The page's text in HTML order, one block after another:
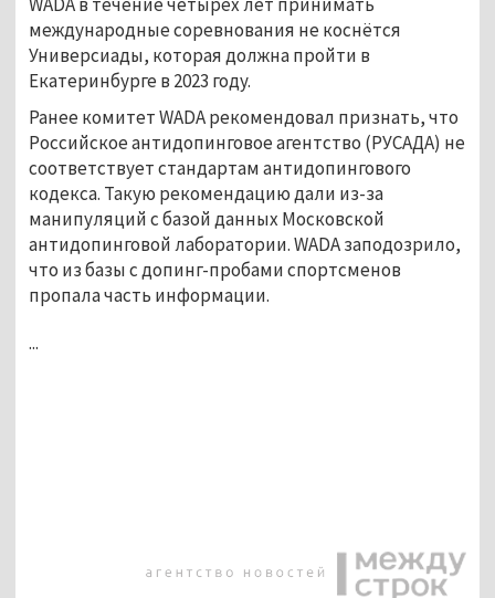
международные соревнования не коснётся
Универсиады, которая должна пройти в
Екатеринбурге в 2023 году.
Ранее комитет WADA рекомендовал признать, что
Российское антидопинговое агентство (РУСАДА) не
соответствует стандартам антидопингового
кодекса. Такую рекомендацию дали из-за
манипуляций с базой данных Московской
антидопинговой лаборатории. WADA заподозрило,
что из базы с допинг-пробами спортсменов
пропала часть информации.
...